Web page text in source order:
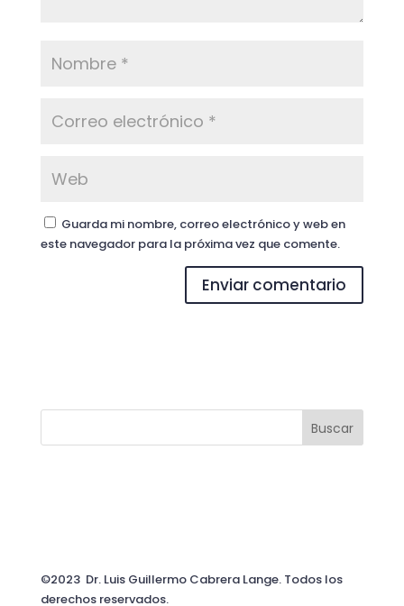
Guarda mi nombre, correo electrónico y web en
este navegador para la próxima vez que comente.
Buscar
©2023 Dr. Luis Guillermo Cabrera Lange. Todos los
derechos reservados.